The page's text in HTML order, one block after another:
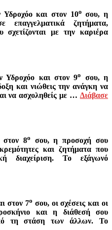
και στον 10ο σου, η
επαγγελματικά ζητήματα,
σχετίζονται με την καριέρα
Υδροχόο και στον 9ο
σου, η
και νιώθεις την ανάγκη να
να ασχοληθείς με … Διάβασε
στον 8ο
σου, η προσοχή σου
και ζητήματα που
διαχείριση. Το εξάγωνό
στον 7ο σου, οι σχέσεις και οι
και η διάθεσή σου
τη στάση των άλλων. Το